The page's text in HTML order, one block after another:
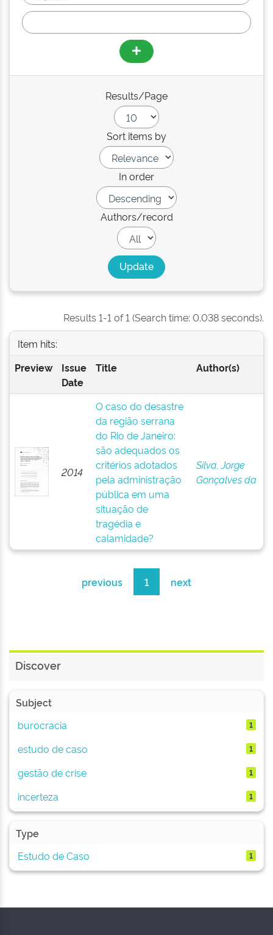
Results/Page
Sort items by
In order
Authors/record
Results 1-1 of 1 (Search time: 0.038 seconds).
Item hits:
Preview
Issue
Date
Title Author(s)
2014
O caso do desastre
da região serrana
do Rio de Janeiro:
são adequados os
critérios adotados
pela administração
pública em uma
situação de
tragédia e
calamidade?
Silva, Jorge
Gonçalves da
previous 1 next
Discover
Subject
burocracia
1
estudo de caso 1
gestão de crise 1
incerteza 1
Type
Estudo de Caso
1